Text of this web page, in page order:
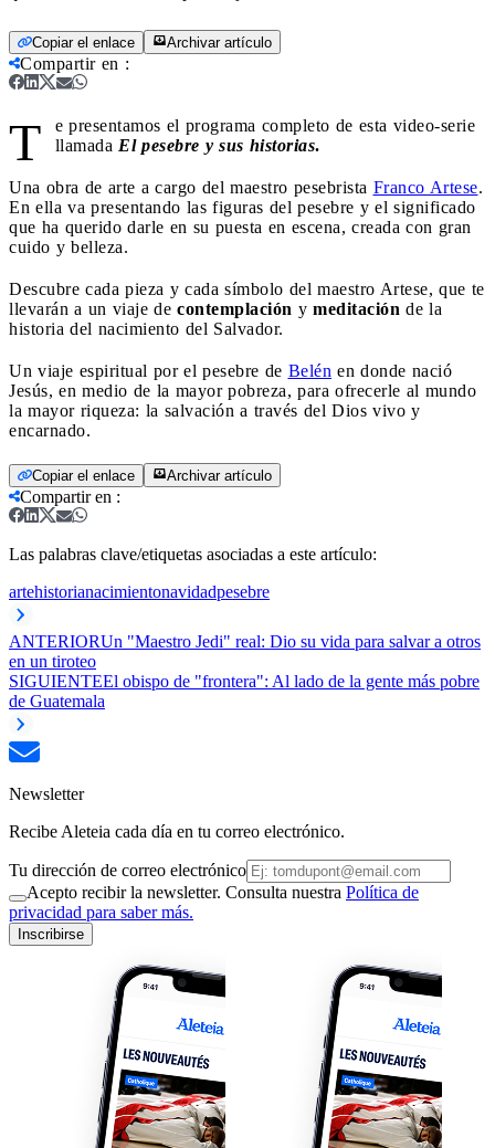
Copiar el enlace Archivar artículo
Compartir en :
T
e presentamos el programa completo de esta video-serie
llamada El pesebre y sus historias.
Una obra de arte a cargo del maestro pesebrista Franco Artese.
En ella va presentando las figuras del pesebre y el significado
que ha querido darle en su puesta en escena, creada con gran
cuido y belleza.
Descubre cada pieza y cada símbolo del maestro Artese, que te
llevarán a un viaje de contemplación y meditación de la
historia del nacimiento del Salvador.
Un viaje espiritual por el pesebre de Belén en donde nació
Jesús, en medio de la mayor pobreza, para ofrecerle al mundo
la mayor riqueza: la salvación a través del Dios vivo y
encarnado.
Copiar el enlace Archivar artículo
Compartir en :
Las palabras clave/etiquetas asociadas a este artículo:
artehistorianacimientonavidadpesebre
ANTERIORUn "Maestro Jedi" real: Dio su vida para salvar a otros
en un tiroteo
SIGUIENTEEl obispo de "frontera": Al lado de la gente más pobre
de Guatemala
Newsletter
Recibe Aleteia cada día en tu correo electrónico.
Tu dirección de correo electrónico
Acepto recibir la newsletter. Consulta nuestra Política de
privacidad para saber más.
Inscribirse